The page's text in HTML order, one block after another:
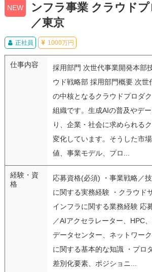
NEW
ンフラ事業 クラウド
／東京
正社員 1000万円
仕事内容
採用部門 次世代事業開発本部
ウド戦略部 採用部門概要 次世
の中核となるクラウドプロダ
組織です。生成AIの普及やデ
り、企業・社会に求められる
変化しています。そうした市
値、事業モデル、プロ...
経験・資
格
応募資格(必須) ・事業戦略／
に関する実務経験 ・クラウド
インフラに関する業務経験 応
／AIアクセラレーター、HPC
データセンター、ネットワー
に関する基本的な知識 ・プロ
差別化要素、ポジショニ...